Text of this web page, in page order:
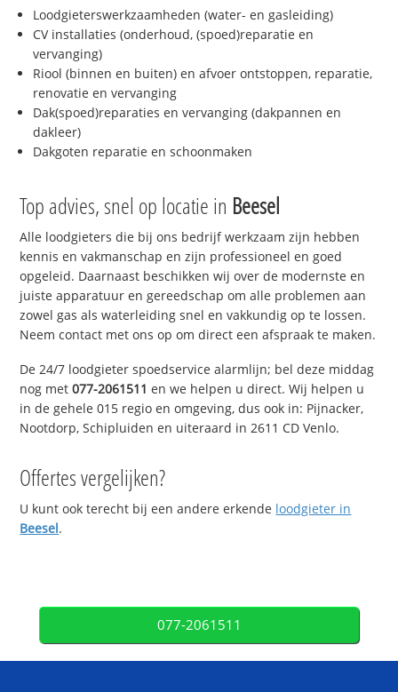
Loodgieterswerkzaamheden (water- en gasleiding)
CV installaties (onderhoud, (spoed)reparatie en
vervanging)
Riool (binnen en buiten) en afvoer ontstoppen, reparatie,
renovatie en vervanging
Dak(spoed)reparaties en vervanging (dakpannen en
dakleer)
Dakgoten reparatie en schoonmaken
Top advies, snel op locatie in Beesel
Alle loodgieters die bij ons bedrijf werkzaam zijn hebben
kennis en vakmanschap en zijn professioneel en goed
opgeleid. Daarnaast beschikken wij over de modernste en
juiste apparatuur en gereedschap om alle problemen aan
zowel gas als waterleiding snel en vakkundig op te lossen.
Neem contact met ons op om direct een afspraak te maken.
De 24/7 loodgieter spoedservice alarmlijn; bel deze middag
nog met077-2061511 en we helpen u direct. Wij helpen u
in de gehele 015 regio en omgeving, dus ook in: Pijnacker,
Nootdorp, Schipluiden en uiteraard in 2611 CD Venlo.
Offertes vergelijken?
U kunt ook terecht bij een andere erkende loodgieter in
Beesel.
077-2061511